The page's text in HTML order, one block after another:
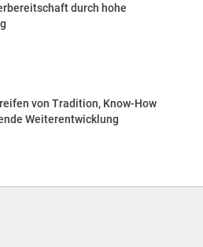
durch hohe
von Tradition, Know-How
Weiterentwicklung